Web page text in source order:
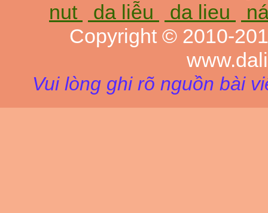
nut
da liễu da lieu
Copyright © 2010-
Vui lòng ghi rõ nguồn bài